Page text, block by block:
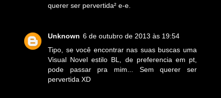
querer ser pervertida² e-e.
Unknown 6 de outubro de 2013 às 19:54
Tipo, se você encontrar nas suas buscas uma
Visual Novel estilo BL, de preferencia em pt,
pode passar pra mim... Sem querer ser
pervertida XD